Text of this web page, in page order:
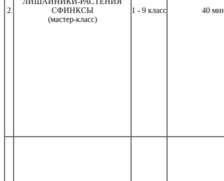
2
СФИНКСЫ
(мастер-класс)
1 - 9 класс 40